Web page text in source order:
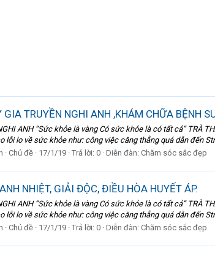
GIA TRUYỀN NGHI ANH ,KHÁM CHỮA BỆNH
ANH “Sức khỏe là vàng Có sức khỏe là có tất cả” TRÀ
lỗi lo về sức khỏe như: công việc căng thẳng quá dẫn đến
Chủ đề 17/1/19 Trả lời: 0 Diễn đàn: Chăm sóc sắc đẹp
NHIỆT, GIẢI ĐỘC, ĐIỀU HÒA HUYẾT ÁP.
ANH “Sức khỏe là vàng Có sức khỏe là có tất cả” TRÀ
lỗi lo về sức khỏe như: công việc căng thẳng quá dẫn đến
Chủ đề 17/1/19 Trả lời: 0 Diễn đàn: Chăm sóc sắc đẹp